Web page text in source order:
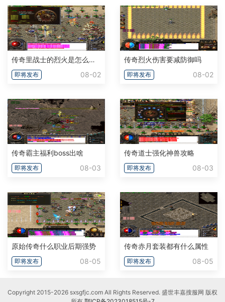
传奇里战士的烈火是怎么算的啊
即将发布 08-02
传奇烈火伤害要减防御吗
即将发布 08-02
传奇霸主福利boss出啥
即将发布 08-03
传奇道士强化神兽攻略
即将发布 08-03
原始传奇什么职业后期强势
即将发布 08-05
传奇赤月套装都有什么属性
即将发布 08-05
Copyright 2015-2026 sxsgfjc.com All Rights Reserved. 盛世丰嘉搜服网 版权